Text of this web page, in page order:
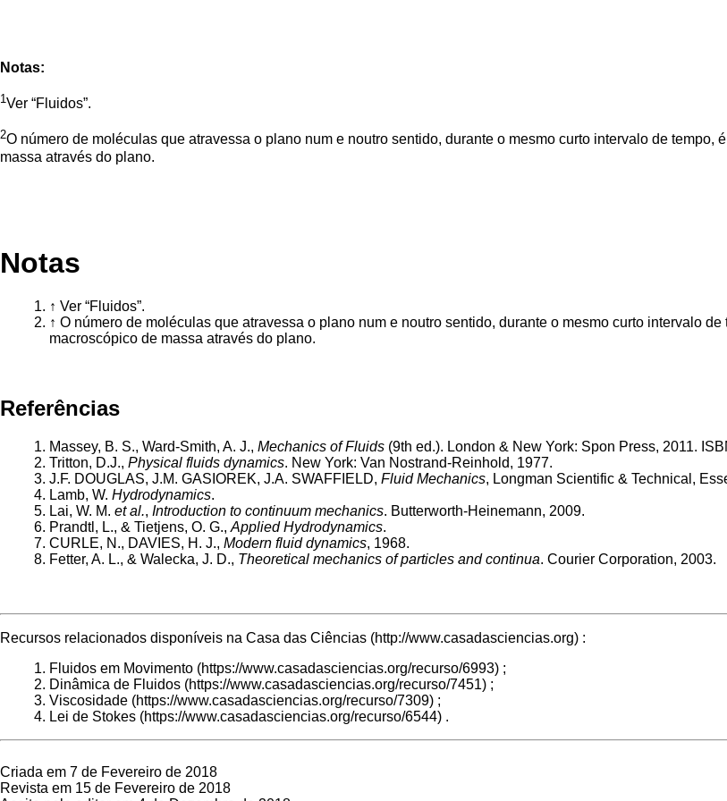
Notas:
1 Ver “Fluidos”.
2O número de moléculas que atravessa o plano num e noutro sentido, durante o mesmo curto intervalo de
massa através do plano.
Notas
↑ Ver “Fluidos”.
↑ O número de moléculas que atravessa o plano num e noutro sentido, durante o mesmo curto intervalo
macroscópico de massa através do plano.
Referências
Massey, B. S., Ward-Smith, A. J., Mechanics of Fluids (9th ed.). London & New York: Spon Press, 2011.
Tritton, D.J., Physical fluids dynamics. New York: Van Nostrand-Reinhold, 1977.
J.F. DOUGLAS, J.M. GASIOREK, J.A. SWAFFIELD, Fluid Mechanics, Longman Scientific & Technical,
Lamb, W. Hydrodynamics.
Lai, W. M. et al., Introduction to continuum mechanics. Butterworth-Heinemann, 2009.
Prandtl, L., & Tietjens, O. G., Applied Hydrodynamics.
CURLE, N., DAVIES, H. J., Modern fluid dynamics, 1968.
Fetter, A. L., & Walecka, J. D., Theoretical mechanics of particles and continua. Courier Corporation, 2003.
Recursos relacionados disponíveis na Casa das Ciências
:
Fluidos em Movimento
;
Dinâmica de Fluidos
;
Viscosidade
;
Lei de Stokes
.
Criada em 7 de Fevereiro de 2018
Revista em 15 de Fevereiro de 2018